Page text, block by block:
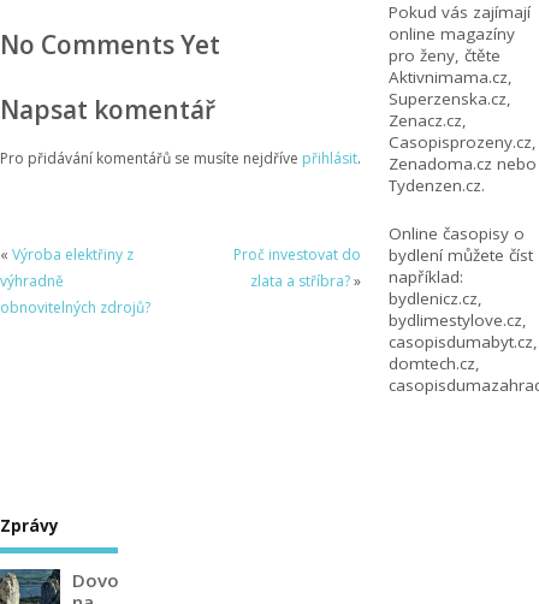
No Comments Yet
Napsat komentář
Pro přidávání komentářů se musíte nejdříve přihlásit.
« Výroba elektřiny z
výhradně
obnovitelných zdrojů?
Proč investovat do
zlata a stříbra?»
Pokud vás zajímají
online magazíny
pro ženy, čtěte
Aktivnimama.cz,
Superzenska.cz,
Zenacz.cz,
Casopisprozeny.cz,
Zenadoma.cz nebo
Tydenzen.cz.
Online časopisy o
bydlení můžete číst
například:
bydlenicz.cz,
bydlimestylove.cz,
casopisdumabyt.cz,
domtech.cz,
Zprávy
Dovolená